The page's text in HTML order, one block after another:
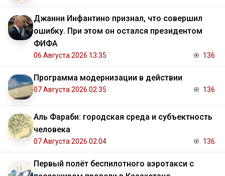
Джанни Инфантино признал, что совершил
ошибку. При этом он остался президентом
ФИФА
06 Августа 2026 13:35 136
Программа модернизации в действии
07 Августа 2026 02:35 136
Аль Фараби: городская среда и субъектность
человека
07 Августа 2026 02:04 136
Первый полёт беспилотного аэротакси с